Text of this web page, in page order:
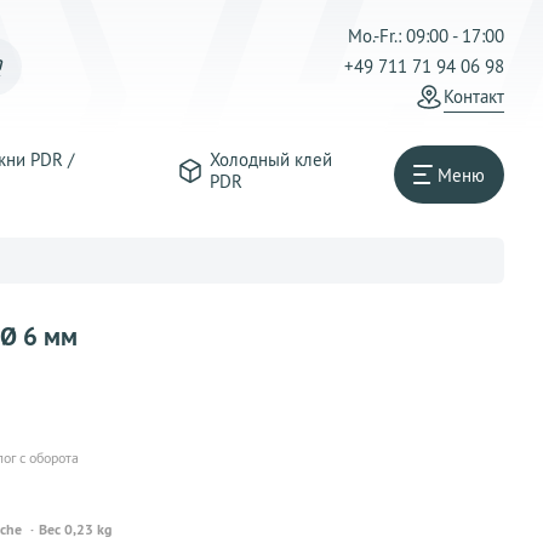
Mo.-Fr.: 09:00 - 17:00
+49 711 71 94 06 98
Контакт
PDR /
Холодный клей
PDR
Меню
Ø 6 мм
с оборота
Вес 0,23 kg